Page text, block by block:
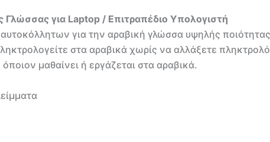
για Laptop / Επιτραπέδιο Υπολογιστή
για την αραβική γλώσσα υψηλής
στα αραβικά χωρίς να αλλάξετε
μαθαίνει ή εργάζεται στα αραβικά.